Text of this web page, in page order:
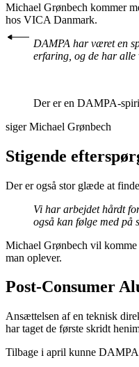
Michael Grønbech kommer
hos VICA Danmark.
DAMPA har været en
erfaring, og de har alle
Der er en DAMPA-
siger Michael Grønbech
Stigende
Der er også stor glæde at
Vi har arbejdet hårdt
også kan følge med på
Michael Grønbech vil
man oplever.
Post-Consumer
Ansættelsen af en teknisk
har taget de første skridt
Tilbage i april kunne DAMPA